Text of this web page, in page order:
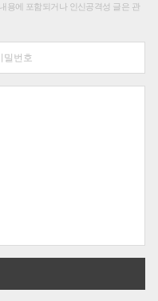
용에 포함되거나 인신공격성 글은 관